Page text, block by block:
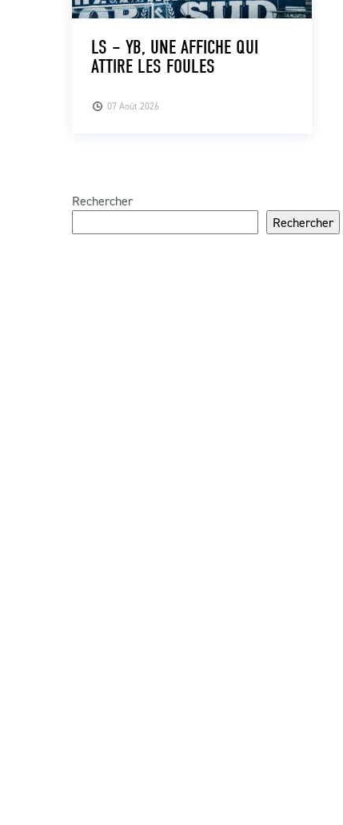
07 Août 2026
LS – YB, UNE AFFICHE QUI
ATTIRE LES FOULES
Rechercher
Rechercher